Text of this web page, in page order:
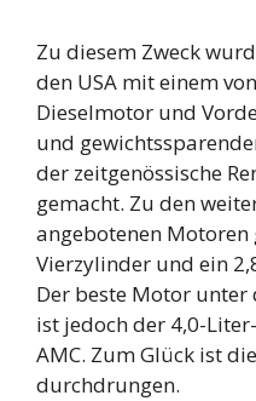
Zu diesem Zweck
den USA mit einem
Dieselmotor und
und
der zeitgenössische
gemacht. Zu den
angebotenen Motoren
Vierzylinder und ein
Der beste Motor unter
ist jedoch der 4,0-
AMC. Zum Glück ist
durchdrungen.